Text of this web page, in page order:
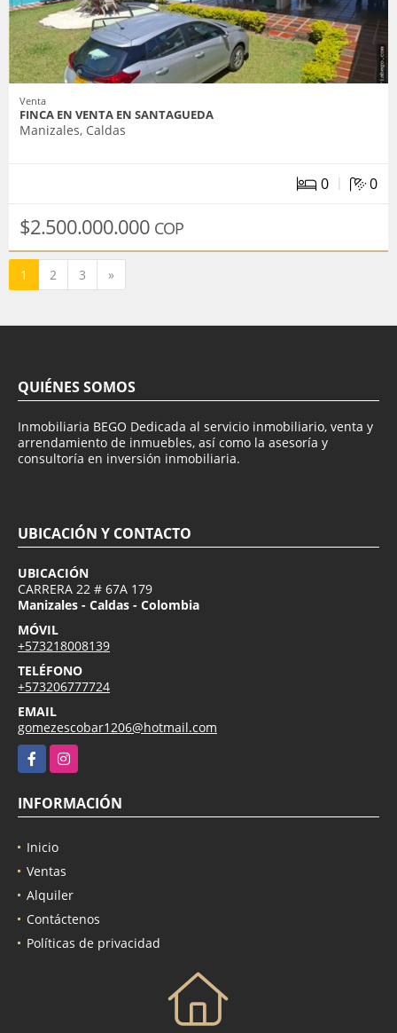
Venta
FINCA EN VENTA EN SANTAGUEDA
Manizales, Caldas
0 | 0
$2.500.000.000 COP
1 2 3 »
QUIÉNES SOMOS
Inmobiliaria BEGO Dedicada al servicio inmobiliario, venta y
arrendamiento de inmuebles, así como la asesoría y
consultoría en inversión inmobiliaria.
UBICACIÓN Y CONTACTO
UBICACIÓN
CARRERA 22 # 67A 179
Manizales - Caldas - Colombia
MÓVIL
+573218008139
TELÉFONO
+573206777724
EMAIL
gomezescobar1206@hotmail.com
FacebookInstagram
INFORMACIÓN
Inicio
Ventas
Alquiler
Contáctenos
Políticas de privacidad